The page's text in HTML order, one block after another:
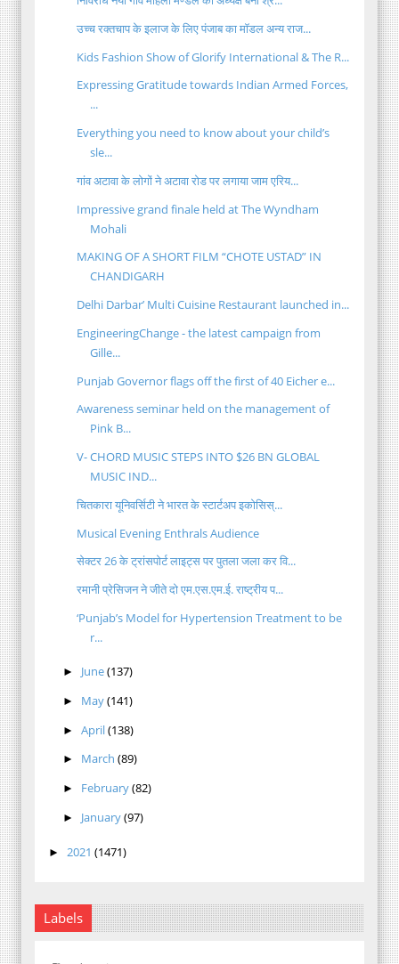
उच्च रक्तचाप के इलाज के लिए पंजाब का मॉडल अन्य राज...
Kids Fashion Show of Glorify International & The R...
Expressing Gratitude towards Indian Armed Forces,
...
Everything you need to know about your child’s
sle...
गांव अटावा के लोगों ने अटावा रोड पर लगाया जाम एरिय...
Impressive grand finale held at The Wyndham
Mohali
MAKING OF A SHORT FILM “CHOTE USTAD” IN
CHANDIGARH
Delhi Darbar’ Multi Cuisine Restaurant launched in...
EngineeringChange - the latest campaign from
Gille...
Punjab Governor flags off the first of 40 Eicher e...
Awareness seminar held on the management of
Pink B...
V- CHORD MUSIC STEPS INTO $26 BN GLOBAL
MUSIC IND...
चितकारा यूनिवर्सिटी ने भारत के स्टार्टअप इकोसिस्...
Musical Evening Enthrals Audience
सेक्टर 26 के ट्रांसपोर्ट लाइट्स पर पुतला जला कर वि...
रमानी प्रेसिजन ने जीते दो एम.एस.एम.ई. राष्ट्रीय प...
‘Punjab’s Model for Hypertension Treatment to be
r...
► June(137)
► May(141)
► April(138)
► March (89)
► February(82)
► January(97)
► 2021 (1471)
Labels